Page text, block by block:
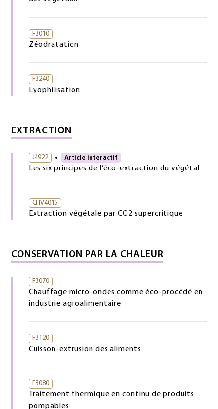
F3010
Zéodratation
F3240
Lyophilisation
EXTRACTION
J4922 Article interactif
Les six principes de l’éco-extraction du végétal
CHV4015
Extraction végétale par CO2 supercritique
CONSERVATION PAR LA CHALEUR
F3070
Chauffage micro-ondes comme éco-procédé en
industrie agroalimentaire
F3120
Cuisson-extrusion des aliments
F3080
Traitement thermique en continu de produits
pompables